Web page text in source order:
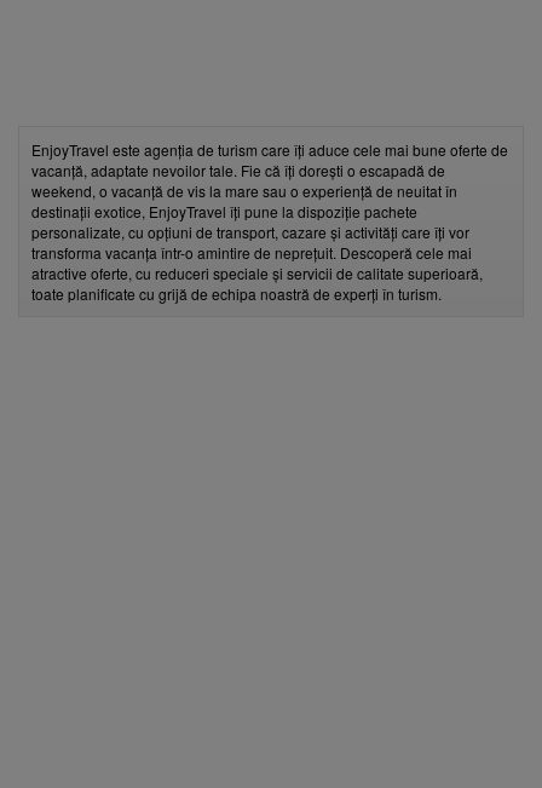
EnjoyTravel este agenția de turism care îți aduce cele mai bune oferte de
vacanță, adaptate nevoilor tale. Fie că îți dorești o escapadă de
weekend, o vacanță de vis la mare sau o experiență de neuitat în
destinații exotice, EnjoyTravel îți pune la dispoziție pachete
personalizate, cu opțiuni de transport, cazare și activități care îți vor
transforma vacanța într-o amintire de neprețuit. Descoperă cele mai
atractive oferte, cu reduceri speciale și servicii de calitate superioară,
toate planificate cu grijă de echipa noastră de experți în turism.